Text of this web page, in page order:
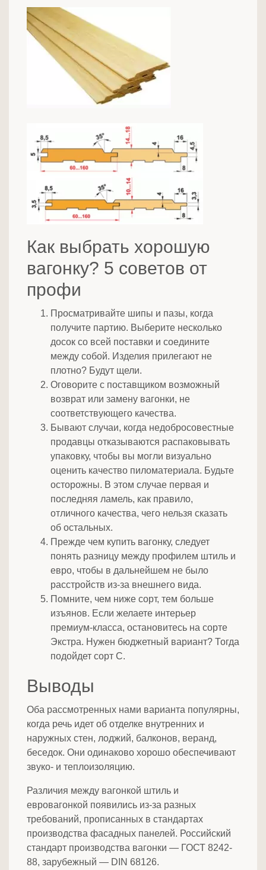
Как выбрать хорошую
вагонку? 5 советов от
профи
Просматривайте шипы и пазы, когда
получите партию. Выберите несколько
досок со всей поставки и соедините
между собой. Изделия прилегают не
плотно? Будут щели.
Оговорите с поставщиком возможный
возврат или замену вагонки, не
соответствующего качества.
Бывают случаи, когда недобросовестные
продавцы отказываются распаковывать
упаковку, чтобы вы могли визуально
оценить качество пиломатериала. Будьте
осторожны. В этом случае первая и
последняя ламель, как правило,
отличного качества, чего нельзя сказать
об остальных.
Прежде чем купить вагонку, следует
понять разницу между профилем штиль и
евро, чтобы в дальнейшем не было
расстройств из-за внешнего вида.
Помните, чем ниже сорт, тем больше
изъянов. Если желаете интерьер
премиум-класса, остановитесь на сорте
Экстра. Нужен бюджетный вариант? Тогда
подойдет сорт С.
Выводы
Оба рассмотренных нами варианта популярны,
когда речь идет об отделке внутренних и
наружных стен, лоджий, балконов, веранд,
беседок. Они одинаково хорошо обеспечивают
звуко- и теплоизоляцию.
Различия между вагонкой штиль и
евровагонкой появились из-за разных
требований, прописанных в стандартах
производства фасадных панелей. Российский
стандарт производства вагонки — ГОСТ 8242-
88, зарубежный — DIN 68126.